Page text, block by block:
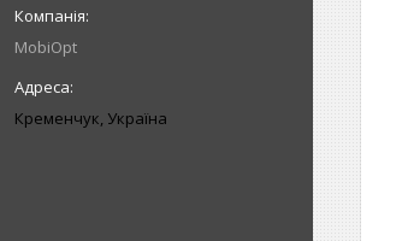
MobiOpt
Кременчук, Україна